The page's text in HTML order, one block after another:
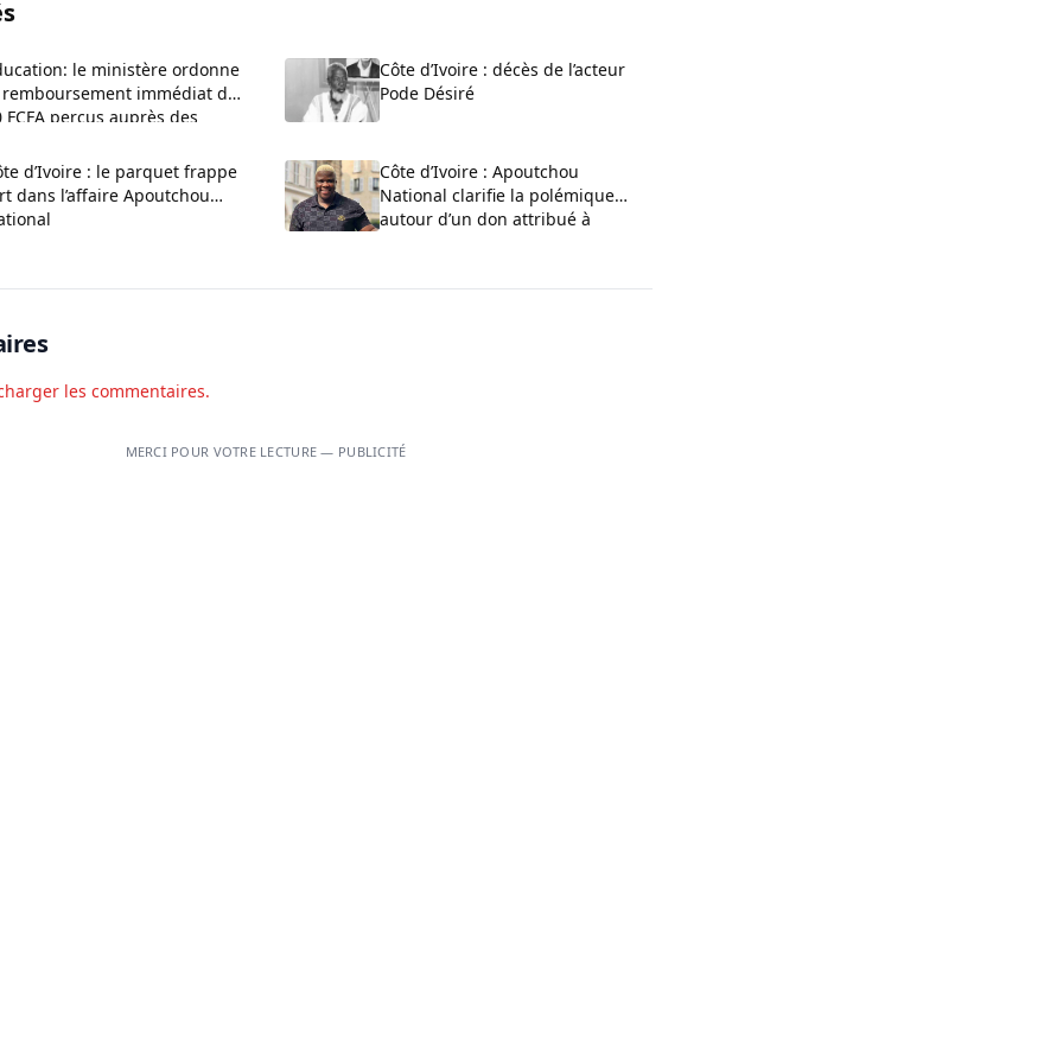
le ministère ordonne
immédiat des
FCFA perçus auprès des
Côte d’Ivoire : décès de l’acteur
Pode Désiré
d’Ivoire : le parquet frappe
dans l’affaire Apoutchou
Côte d’Ivoire : Apoutchou
National clarifie la polémique
autour d’un don attribué à
les commentaires.
MERCI POUR VOTRE LECTURE — PUBLICITÉ